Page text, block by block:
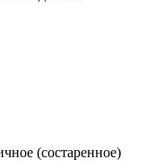
(состаренное)